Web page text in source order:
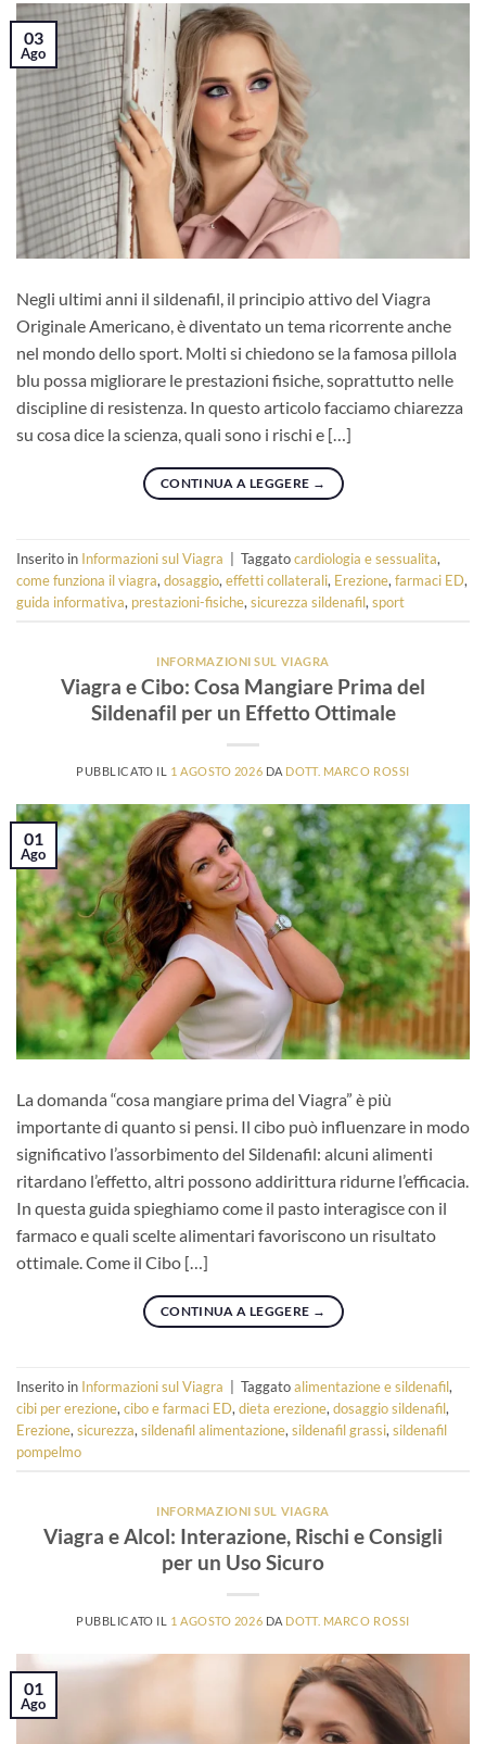
03
Ago
Negli ultimi anni il sildenafil, il principio attivo del Viagra
Originale Americano, è diventato un tema ricorrente anche
nel mondo dello sport. Molti si chiedono se la famosa pillola
blu possa migliorare le prestazioni fisiche, soprattutto nelle
discipline di resistenza. In questo articolo facciamo chiarezza
su cosa dice la scienza, quali sono i rischi e […]
CONTINUA A LEGGERE →
Inserito in Informazioni sul Viagra | Taggatocardiologia e sessualita,
come funziona il viagra, dosaggio, effetti collaterali, Erezione, farmaci ED,
guida informativa, prestazioni-fisiche, sicurezza sildenafil, sport
INFORMAZIONI SUL VIAGRA
Viagra e Cibo: Cosa Mangiare Prima del
Sildenafil per un Effetto Ottimale
PUBBLICATO IL 1 AGOSTO 2026 DA DOTT. MARCO ROSSI
01
Ago
La domanda “cosa mangiare prima del Viagra” è più
importante di quanto si pensi. Il cibo può influenzare in modo
significativo l’assorbimento del Sildenafil: alcuni alimenti
ritardano l’effetto, altri possono addirittura ridurne l’efficacia.
In questa guida spieghiamo come il pasto interagisce con il
farmaco e quali scelte alimentari favoriscono un risultato
ottimale. Come il Cibo […]
CONTINUA A LEGGERE →
Inserito in Informazioni sul Viagra Taggatoalimentazione e sildenafil,
cibi per erezione, cibo e farmaci ED, dieta erezione, dosaggio sildenafil,
Erezione, sicurezza, sildenafil alimentazione, sildenafil grassi, sildenafil
pompelmo
INFORMAZIONI SUL VIAGRA
Viagra e Alcol: Interazione, Rischi e Consigli
per un Uso Sicuro
PUBBLICATO IL 1 AGOSTO 2026 DA DOTT. MARCO ROSSI
01
Ago